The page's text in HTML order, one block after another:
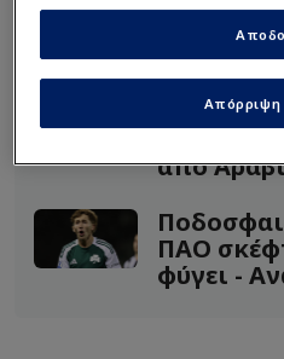
Διαβάστε επίσης...
από
ΠΑΟ
φύγει -
Απόρριψη